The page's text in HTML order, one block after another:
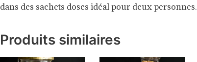
dans des sachets doses idéal pour deux personnes.
Produits similaires